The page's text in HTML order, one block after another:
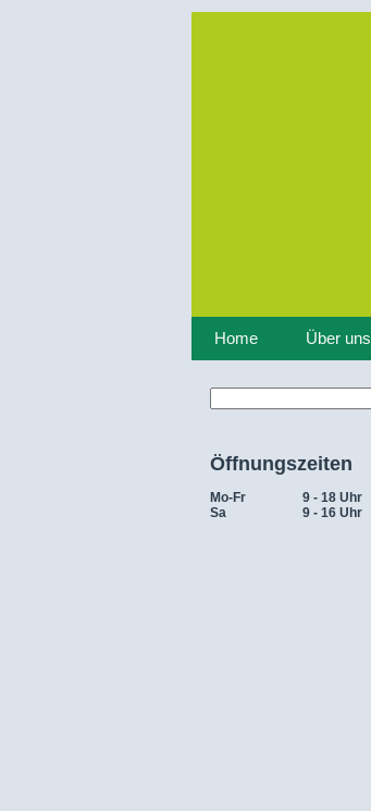
Home Über uns
Suche
Öffnungszeiten
Mo-Fr
9 - 18 Uhr
Sa
9 - 16 Uhr